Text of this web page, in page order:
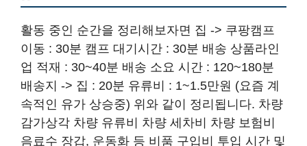
활동 중인 순간을 정리해보자면 집 -> 쿠팡캠프
이동 : 30분 캠프 대기시간 : 30분 배송 상품라인
업 적재 : 30~40분 배송 소요 시간 : 120~180분
배송지 -> 집 : 20분 유류비 : 1~1.5만원 (요즘 계
속적인 유가 상승중) 위와 같이 정리됩니다. 차량
감가상각 차량 유류비 차량 세차비 차량 보험비
음료수 장갑, 운동화 등 비품 구입비 투입 시간 및